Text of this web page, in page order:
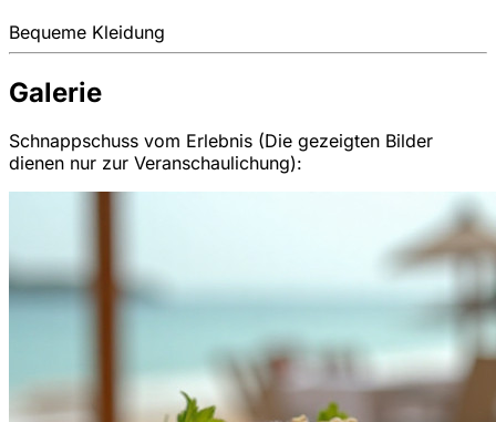
Bequeme Kleidung
Galerie
Schnappschuss vom Erlebnis (Die gezeigten Bilder
dienen nur zur Veranschaulichung):